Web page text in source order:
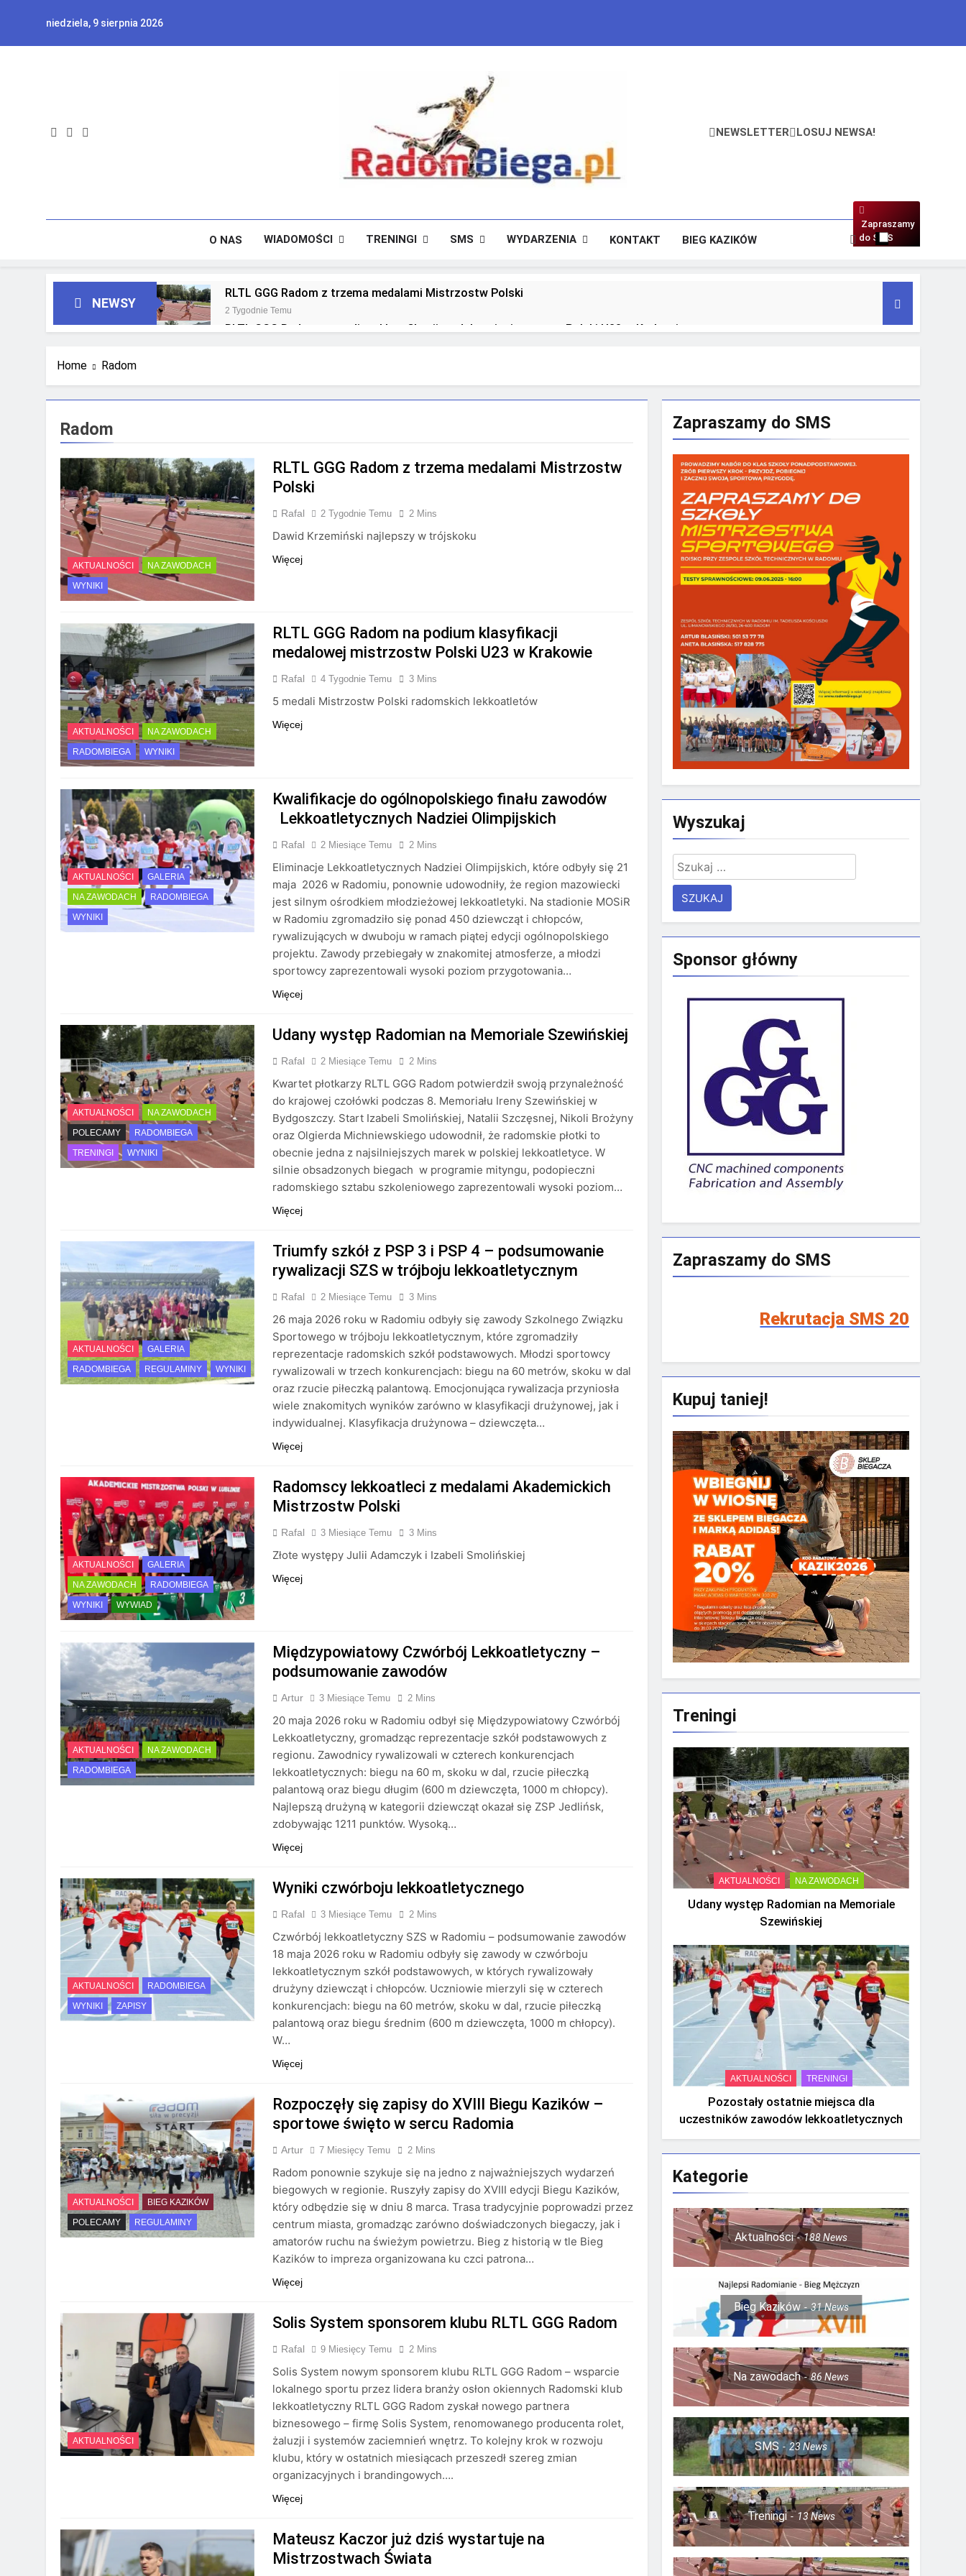
niedziela, 9 sierpnia 2026
RadomBiega.pl
NEWSLETTER LOSUJ NEWSA!
Zapraszamy
do SMS
O NAS WIADOMOŚCI TRENINGI SMS WYDARZENIA KONTAKT BIEG KAZIKÓW
NEWSY
RLTL GGG Radom z trzema medalami Mistrzostw Polski
2 Tygodnie Temu
RLTL GGG Radom na podium klasyfikacji medalowej mistrzostw Polski U23 w Krakowie
Home Radom
Radom
AKTUALNOŚCI
NA ZAWODACH
WYNIKI
RLTL GGG Radom z trzema medalami Mistrzostw
Polski
Rafal 2 Tygodnie Temu 2 Mins
Dawid Krzemiński najlepszy w trójskoku
Więcej
AKTUALNOŚCI
NA ZAWODACH
RADOMBIEGA
WYNIKI
RLTL GGG Radom na podium klasyfikacji
medalowej mistrzostw Polski U23 w Krakowie
Rafal 4 Tygodnie Temu 3 Mins
5 medali Mistrzostw Polski radomskich lekkoatletów
Więcej
AKTUALNOŚCI
GALERIA
NA ZAWODACH
RADOMBIEGA
WYNIKI
Kwalifikacje do ogólnopolskiego finału zawodów
Lekkoatletycznych Nadziei Olimpijskich
Rafal 2 Miesiące Temu 2 Mins
Eliminacje Lekkoatletycznych Nadziei Olimpijskich, które odbyły się 21
maja 2026 w Radomiu, ponownie udowodniły, że region mazowiecki
jest silnym ośrodkiem młodzieżowej lekkoatletyki. Na stadionie MOSiR
w Radomiu zgromadziło się ponad 450 dziewcząt i chłopców,
rywalizujących w dwuboju w ramach piątej edycji ogólnopolskiego
projektu. Zawody przebiegały w znakomitej atmosferze, a młodzi
sportowcy zaprezentowali wysoki poziom przygotowania…
Więcej
AKTUALNOŚCI
NA ZAWODACH
POLECAMY
RADOMBIEGA
TRENINGI
WYNIKI
Udany występ Radomian na Memoriale Szewińskiej
Rafal 2 Miesiące Temu 2 Mins
Kwartet płotkarzy RLTL GGG Radom potwierdził swoją przynależność
do krajowej czołówki podczas 8. Memoriału Ireny Szewińskiej w
Bydgoszczy. Start Izabeli Smolińskiej, Natalii Szczęsnej, Nikoli Brożyny
oraz Olgierda Michniewskiego udowodnił, że radomskie płotki to
obecnie jedna z najsilniejszych marek w polskiej lekkoatletyce. W
silnie obsadzonych biegach w programie mityngu, podopieczni
radomskiego sztabu szkoleniowego zaprezentowali wysoki poziom…
Więcej
AKTUALNOŚCI
GALERIA
RADOMBIEGA
REGULAMINY WYNIKI
Triumfy szkół z PSP 3 i PSP 4 – podsumowanie
rywalizacji SZS w trójboju lekkoatletycznym
Rafal 2 Miesiące Temu 3 Mins
26 maja 2026 roku w Radomiu odbyły się zawody Szkolnego Związku
Sportowego w trójboju lekkoatletycznym, które zgromadziły
reprezentacje radomskich szkół podstawowych. Młodzi sportowcy
rywalizowali w trzech konkurencjach: biegu na 60 metrów, skoku w dal
oraz rzucie piłeczką palantową. Emocjonująca rywalizacja przyniosła
wiele znakomitych wyników zarówno w klasyfikacji drużynowej, jak i
indywidualnej. Klasyfikacja drużynowa – dziewczęta…
Więcej
AKTUALNOŚCI
GALERIA
NA ZAWODACH
RADOMBIEGA
WYNIKI
WYWIAD
Radomscy lekkoatleci z medalami Akademickich
Mistrzostw Polski
Rafal 3 Miesiące Temu 3 Mins
Złote występy Julii Adamczyk i Izabeli Smolińskiej
Więcej
AKTUALNOŚCI
NA ZAWODACH
RADOMBIEGA
Międzypowiatowy Czwórbój Lekkoatletyczny –
podsumowanie zawodów
Artur 3 Miesiące Temu 2 Mins
20 maja 2026 roku w Radomiu odbył się Międzypowiatowy Czwórbój
Lekkoatletyczny, gromadząc reprezentacje szkół podstawowych z
regionu. Zawodnicy rywalizowali w czterech konkurencjach
lekkoatletycznych: biegu na 60 m, skoku w dal, rzucie piłeczką
palantową oraz biegu długim (600 m dziewczęta, 1000 m chłopcy).
Najlepszą drużyną w kategorii dziewcząt okazał się ZSP Jedlińsk,
zdobywając 1211 punktów. Wysoką…
Więcej
AKTUALNOŚCI
RADOMBIEGA
WYNIKI
ZAPISY
Wyniki czwórboju lekkoatletycznego
Rafal 3 Miesiące Temu 2 Mins
Czwórbój lekkoatletyczny SZS w Radomiu – podsumowanie zawodów
18 maja 2026 roku w Radomiu odbyły się zawody w czwórboju
lekkoatletycznym szkół podstawowych, w których rywalizowały
drużyny dziewcząt i chłopców. Uczniowie mierzyli się w czterech
konkurencjach: biegu na 60 metrów, skoku w dal, rzucie piłeczką
palantową oraz biegu średnim (600 m dziewczęta, 1000 m chłopcy).
W…
Więcej
AKTUALNOŚCI
BIEG KAZIKÓW
POLECAMY
REGULAMINY
Rozpoczęły się zapisy do XVIII Biegu Kazików –
sportowe święto w sercu Radomia
Artur 7 Miesięcy Temu 2 Mins
Radom ponownie szykuje się na jedno z najważniejszych wydarzeń
biegowych w regionie. Ruszyły zapisy do XVIII edycji Biegu Kazików,
który odbędzie się w dniu 8 marca. Trasa tradycyjnie poprowadzi przez
centrum miasta, gromadząc zarówno doświadczonych biegaczy, jak i
amatorów ruchu na świeżym powietrzu. Bieg z historią w tle Bieg
Kazików to impreza organizowana ku czci patrona…
Więcej
AKTUALNOŚCI
Solis System sponsorem klubu RLTL GGG Radom
Rafal 9 Miesięcy Temu 2 Mins
Solis System nowym sponsorem klubu RLTL GGG Radom – wsparcie
lokalnego sportu przez lidera branży osłon okiennych Radomski klub
lekkoatletyczny RLTL GGG Radom zyskał nowego partnera
biznesowego – firmę Solis System, renomowanego producenta rolet,
żaluzji i systemów zaciemnień wnętrz. To kolejny krok w rozwoju
klubu, który w ostatnich miesiącach przeszedł szereg zmian
organizacyjnych i brandingowych….
Więcej
Mateusz Kaczor już dziś wystartuje na
Mistrzostwach Świata
Zapraszamy do SMS
Wyszukaj
Szukaj:
Sponsor główny
Zapraszamy do SMS
Rekrutacja SMS 2026/2027!
Kupuj taniej!
Treningi
AKTUALNOŚCI NA ZAWODACH
Udany występ Radomian na Memoriale
Szewińskiej
AKTUALNOŚCI TRENINGI
Pozostały ostatnie miejsca dla
uczestników zawodów lekkoatletycznych
Kategorie
Aktualności 188News
Bieg Kazików 31News
Na zawodach 86News
SMS 23News
Treningi 13News